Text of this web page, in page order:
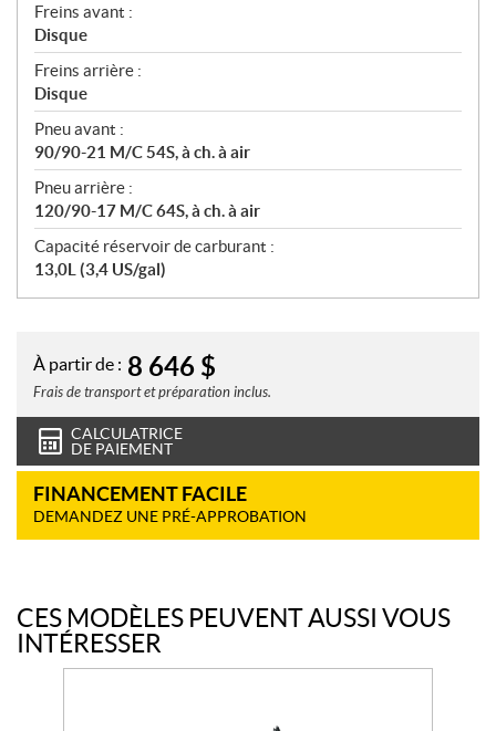
Freins avant :
Disque
Freins arrière :
Disque
Pneu avant :
90/90-21 M/C 54S, à ch. à air
Pneu arrière :
120/90-17 M/C 64S, à ch. à air
Capacité réservoir de carburant :
13,0L (3,4 US/gal)
À partir de : 8 646 $
Frais de transport et préparation inclus.
CALCULATRICE
DE PAIEMENT
FINANCEMENT FACILE
DEMANDEZ UNE PRÉ-APPROBATION
CES MODÈLES PEUVENT AUSSI VOUS
INTÉRESSER